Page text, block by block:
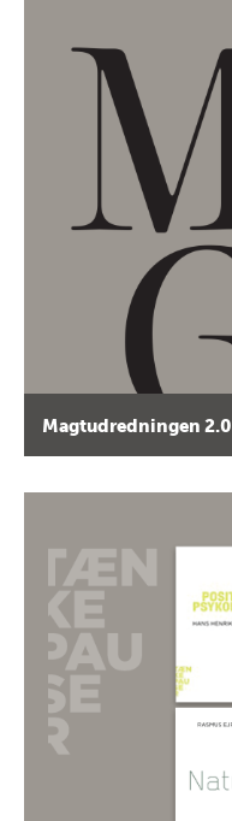
Magtudredningen 2.0